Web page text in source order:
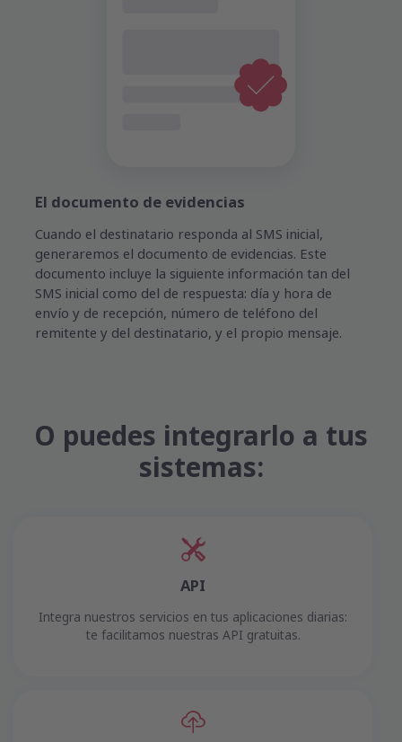
El documento de evidencias
Cuando el destinatario responda al SMS inicial,
generaremos el documento de evidencias. Este
documento incluye la siguiente información tan del
SMS inicial como del de respuesta: día y hora de
envío y de recepción, número de teléfono del
remitente y del destinatario, y el propio mensaje.
O puedes integrarlo a tus
sistemas:
API
Integra nuestros servicios en tus aplicaciones diarias:
te facilitamos nuestras API gratuitas.